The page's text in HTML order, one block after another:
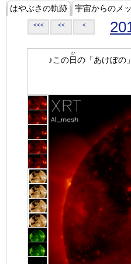
はやぶさの軌跡 宇宙からのメ
<<< << <
♪この日
ひ
の「あけぼの」